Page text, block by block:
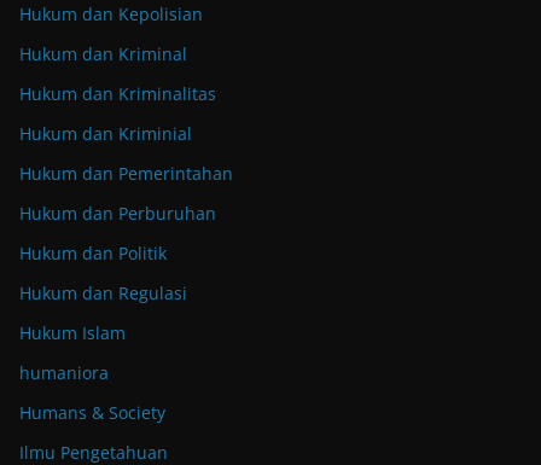
Hukum dan Kepolisian
Hukum dan Kriminal
Hukum dan Kriminalitas
Hukum dan Kriminial
Hukum dan Pemerintahan
Hukum dan Perburuhan
Hukum dan Politik
Hukum dan Regulasi
Hukum Islam
humaniora
Humans & Society
Ilmu Pengetahuan